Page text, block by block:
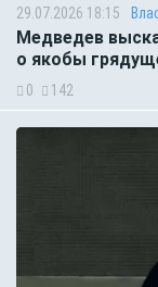
29.07.2026 18:15
Медведев
о якобы
0 142